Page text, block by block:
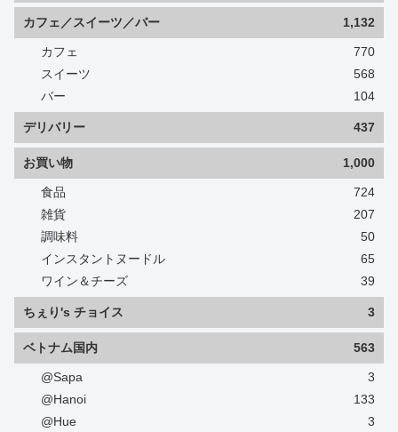
カフェ／スイーツ／バー 1,132
カフェ
770
スイーツ
568
バー
104
デリバリー 437
お買い物 1,000
食品
724
雑貨
207
調味料
50
インスタントヌードル
65
ワイン＆チーズ
39
ちぇり's チョイス 3
ベトナム国内 563
@Sapa
3
@Hanoi
133
@Hue
3